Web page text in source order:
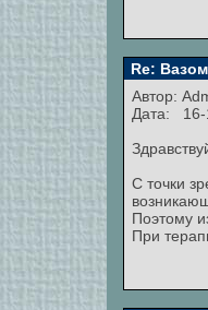
Re:
Автор:
Дата: 16-
С точки
Поэтому
При